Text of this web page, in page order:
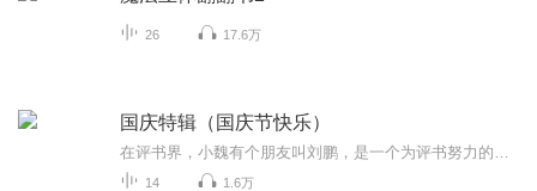
26 17.6万
国庆特辑（国庆节快乐）
14 1.6万